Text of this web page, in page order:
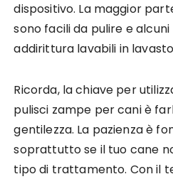
dispositivo. La maggior
sono facili da pulire e
addirittura lavabili in
Ricorda, la chiave per
pulisci zampe per cani è
gentilezza. La pazienza è
soprattutto se il tuo cane
tipo di trattamento. Con il